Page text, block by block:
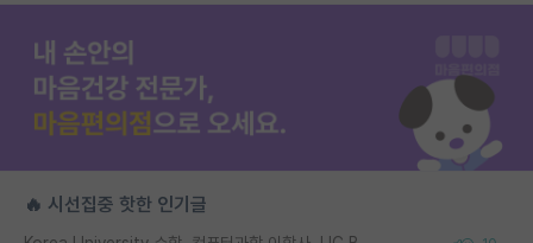
🔥 시선집중 핫한 인기글